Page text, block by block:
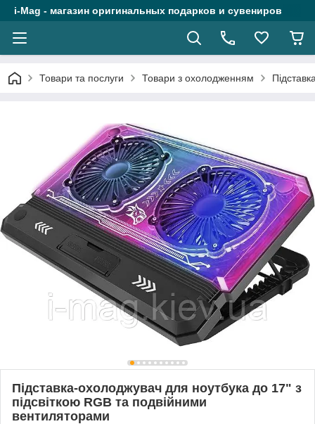
i-Mag - магазин оригинальных подарков и сувениров
Товари та послуги Товари з охолодженням
Підставка-охолоджувач для ноутбука до 17" з
підсвіткою RGB та подвійними
вентиляторами